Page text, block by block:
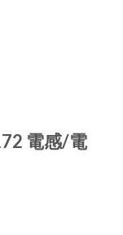
電感/電